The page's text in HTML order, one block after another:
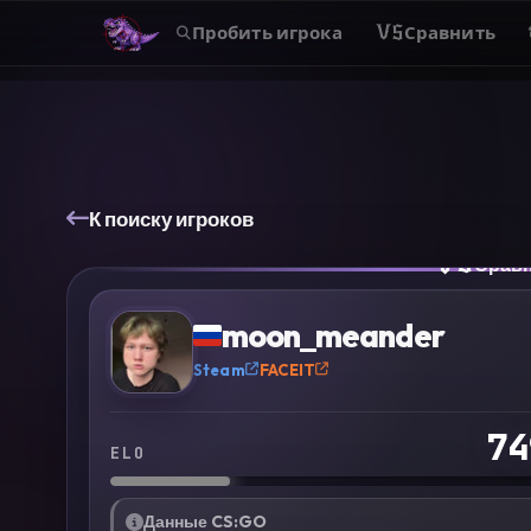
Пробить игрока VSСравнить
К поиску игроков
VS
? moon_meander
Steam FACEIT
ELO
Данные CS:GO